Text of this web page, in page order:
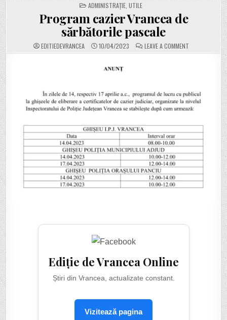
POSTED
IN
ADMINISTRAȚIE UTILE
Program cazier Vrancea de
sărbătorile pascale
EDITIEDEVRANCEA 10/04/2023 LEAVE A COMMENTON
PROGRAM
SĂRBĂTORILE
Ediție de Vrancea Online
Știri din Vrancea, actualizate constant.
Vizitează pagina